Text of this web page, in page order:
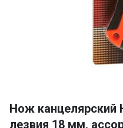
of
Нож канцелярский
лезвия 18 мм,